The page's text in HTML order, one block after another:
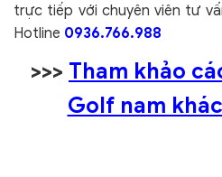
trực tiếp với chuyên viên tư
Hotline 0936.766.988
>>> Tham khảo
Golf nam